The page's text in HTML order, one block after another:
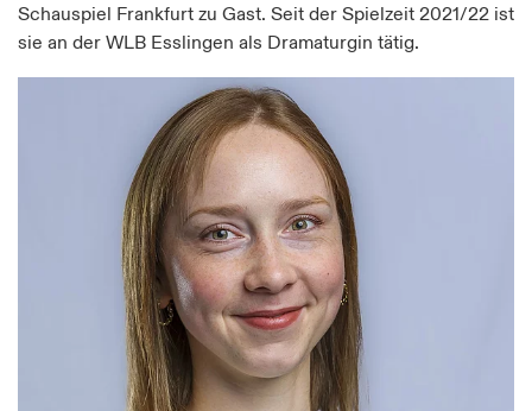
Schauspiel Frankfurt zu Gast. Seit der Spielzeit 2021/22 ist
sie an der WLB Esslingen als Dramaturgin tätig.